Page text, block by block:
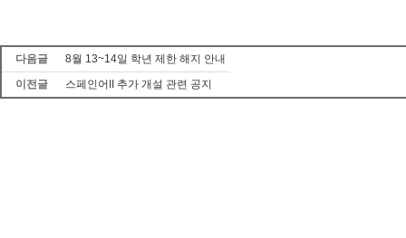
다음글
8월 13~14일 학년 제한 해지 안내
이전글
스페인어II 추가 개설 관련 공지